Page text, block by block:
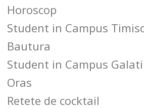
Horoscop
Student in Campus
Bautura
Student in Campus Galati
Oras
Retete de cocktail